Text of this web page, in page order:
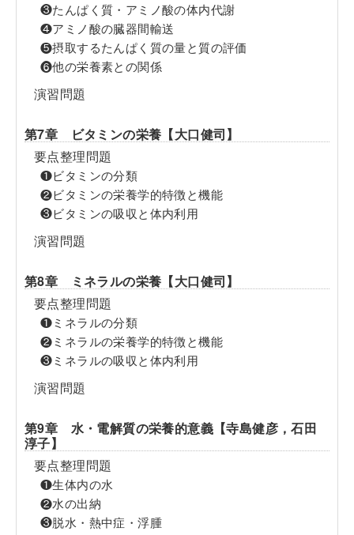
❸たんぱく質・アミノ酸の体内代謝
❹アミノ酸の臓器間輸送
❺摂取するたんぱく質の量と質の評価
❻他の栄養素との関係
演習問題
第7章 ビタミンの栄養【大口健司】
要点整理問題
❶ビタミンの分類
❷ビタミンの栄養学的特徴と機能
❸ビタミンの吸収と体内利用
演習問題
第8章 ミネラルの栄養【大口健司】
要点整理問題
❶ミネラルの分類
❷ミネラルの栄養学的特徴と機能
❸ミネラルの吸収と体内利用
演習問題
第9章 水・電解質の栄養的意義【寺島健彦，石田
淳子】
要点整理問題
❶生体内の水
❷水の出納
❸脱水・熱中症・浮腫